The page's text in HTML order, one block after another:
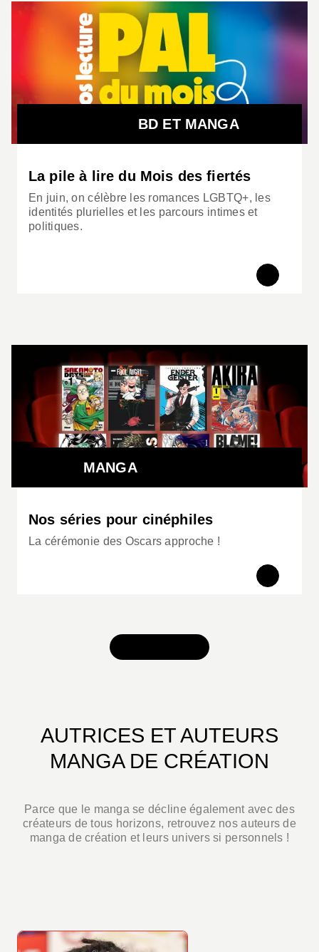
BD ET MANGA
La pile à lire du Mois des fiertés
En juin, on célèbre les romances LGBTQ+, les
identités plurielles et les parcours intimes et
politiques.
MANGA
Nos séries pour cinéphiles
La cérémonie des Oscars approche !
AUTRICES ET AUTEURS
MANGA DE CRÉATION
Parce que le manga se décline également avec des
créateurs de tous horizons, retrouvez nos auteurs de
manga de création et leurs univers si personnels !